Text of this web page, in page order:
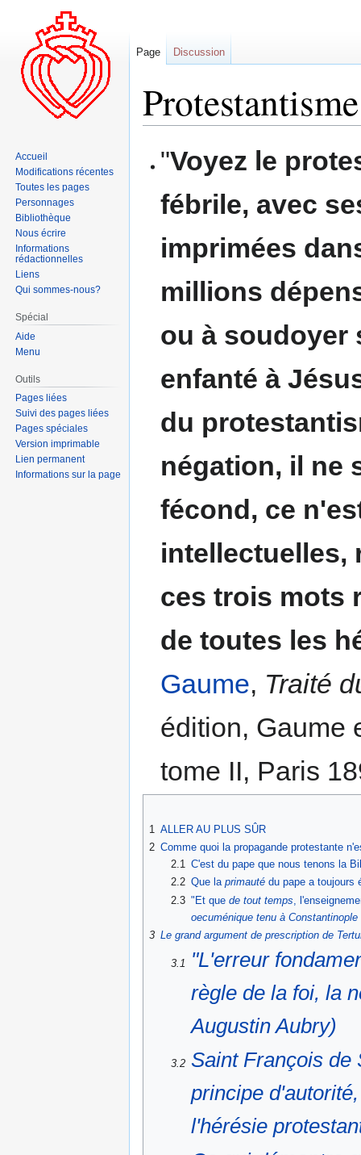
Protestantisme
navigation
recherche
"Voyez le
fébrile, avec
imprimées
millions
ou à soudoyer
enfanté à
du
négation, il ne
fécond, ce
intellectuelles,
ces trois mots
de toutes les
Gaume, Traité
édition, Gaume
tome II, Paris
1
ALLER AU PLUS SÛR
2 Comme quoi la propagande protestante
2.1 C'est du pape que nous tenons la
2.2 Que la primautédu pape a toujours
2.3 "Et que de tout temps ,
oecuménique tenu à Constantinople
3 Le grand argument de prescription de
3.1
"L'erreur
règle de la foi, la
Augustin Aubry)
3.2 Saint François de
principe
l'hérésie
Page Discussion
Accueil
Modifications récentes
Toutes les pages
Personnages
Bibliothèque
Nous écrire
Informations
rédactionnelles
Liens
Qui sommes-nous?
Spécial
Aide
Menu
Outils
Pages liées
Suivi des pages liées
Pages spéciales
Version imprimable
Lien permanent
Informations sur la page